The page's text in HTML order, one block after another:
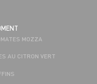
MOZZA
AU CITRON VERT